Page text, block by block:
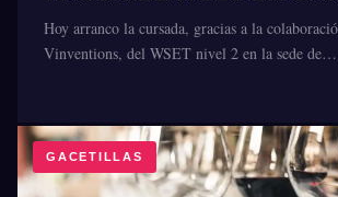
Hoy arranco la cursada, gracias a la
Vinventions, del WSET nivel 2 en la sede de…
GACETILLAS